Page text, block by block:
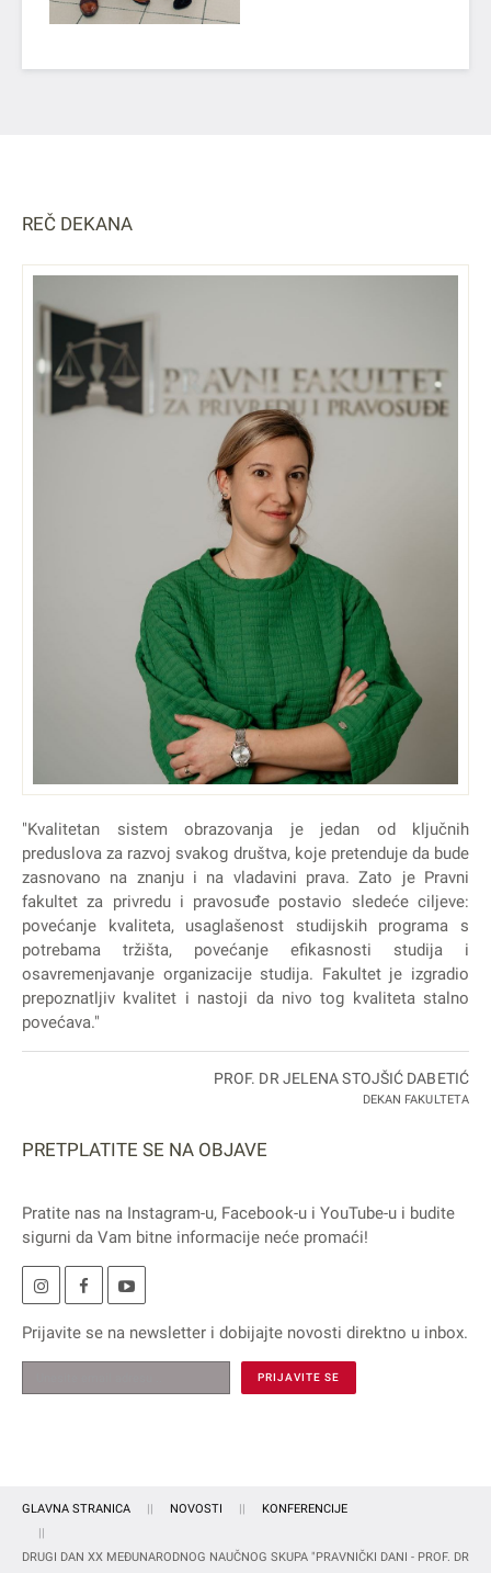
REČ DEKANA
"Kvalitetan sistem obrazovanja je jedan od ključnih
preduslova za razvoj svakog društva, koje pretenduje da bude
zasnovano na znanju i na vladavini prava. Zato je Pravni
fakultet za privredu i pravosuđe postavio sledeće ciljeve:
povećanje kvaliteta, usaglašenost studijskih programa s
potrebama tržišta, povećanje efikasnosti studija i
osavremenjavanje organizacije studija. Fakultet je izgradio
prepoznatljiv kvalitet i nastoji da nivo tog kvaliteta stalno
povećava."
PROF. DR JELENA STOJŠIĆ DABETIĆ
DEKAN FAKULTETA
PRETPLATITE SE NA OBJAVE
Pratite nas na Instagram-u, Facebook-u i YouTube-u i budite
sigurni da Vam bitne informacije neće promaći!
Prijavite se na newsletter i dobijajte novosti direktno u inbox.
GLAVNA STRANICA NOVOSTI KONFERENCIJE
DRUGI DAN XX MEĐUNARODNOG NAUČNOG SKUPA "PRAVNIČKI DANI - PROF. DR